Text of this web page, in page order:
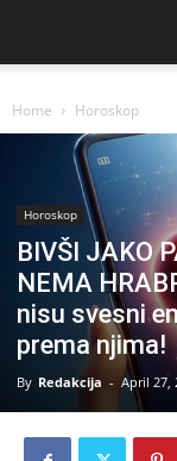
Home Horoskop
Horoskop
BIVŠI JAKO
NEMA
nisu svesni
prema njima!
By Redakcija - April 27,